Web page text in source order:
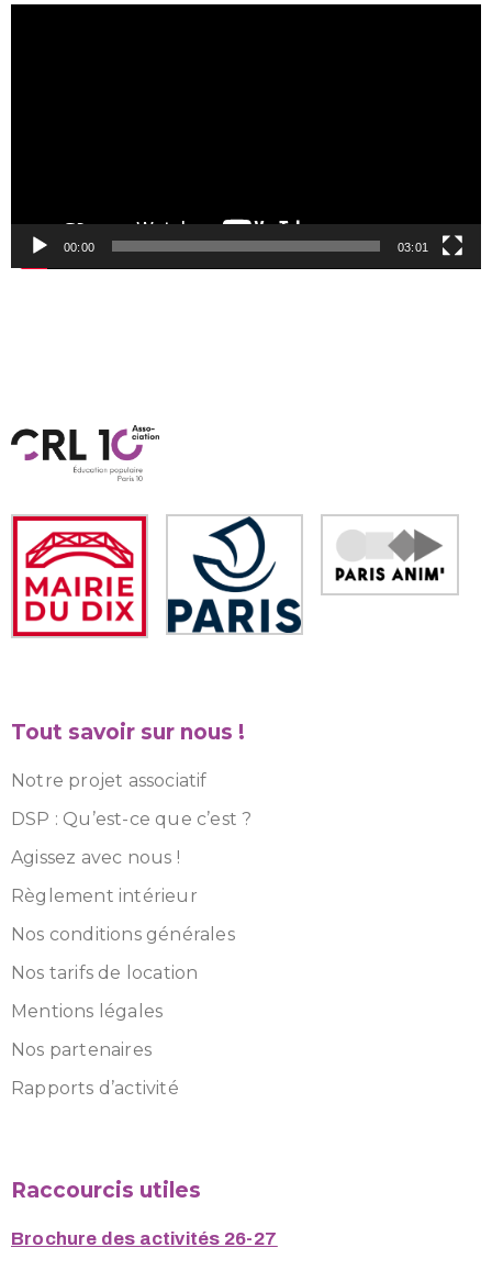
00:00 03:01
Tout savoir sur nous !
Notre projet associatif
DSP : Qu’est-ce que c’est ?
Agissez avec nous !
Règlement intérieur
Nos conditions générales
Nos tarifs de location
Mentions légales
Nos partenaires
Rapports d’activité
Raccourcis utiles
Brochure des activités 26-27